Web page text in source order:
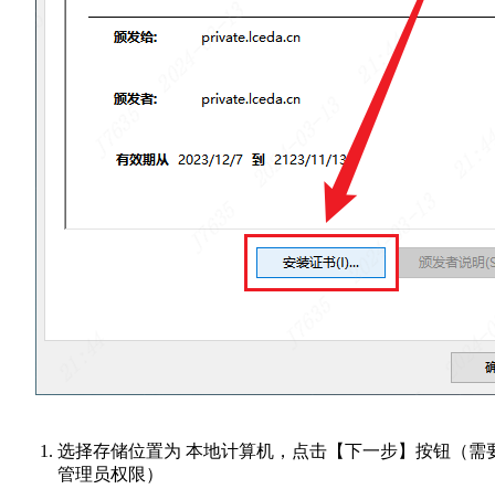
选择存储位置为 本地计算机，点击【下一步】按钮（需
管理员权限）